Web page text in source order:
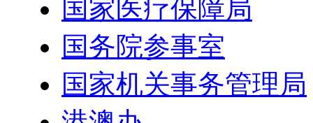
国家医疗保障局
国务院参事室
国家机关事务管理局